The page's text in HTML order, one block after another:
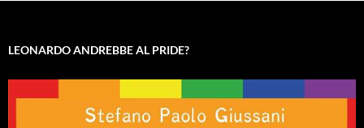
LEONARDO ANDREBBE AL PRIDE?